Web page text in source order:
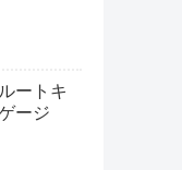
ートキ
ージ